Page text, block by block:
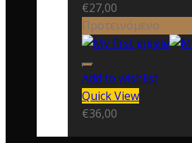
€27,00
Προτεινόμενο
Add to wishlist
Quick View
€36,00